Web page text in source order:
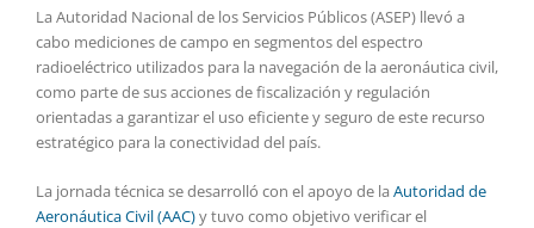
La Autoridad Nacional de los Servicios Públicos (ASEP) llevó a
cabo mediciones de campo en segmentos del espectro
radioeléctrico utilizados para la navegación de la aeronáutica civil,
como parte de sus acciones de fiscalización y regulación
orientadas a garantizar el uso eficiente y seguro de este recurso
estratégico para la conectividad del país.
La jornada técnica se desarrolló con el apoyo de la Autoridad de
Aeronáutica Civil (AAC)y tuvo como objetivo verificar el